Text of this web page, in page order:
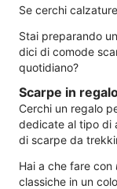
Se cerchi
Stai preparando
dici di comode
quotidiano?
Scarpe in
Cerchi un regalo
dedicate al tipo di
di scarpe da
Hai a che fare con
classiche in un